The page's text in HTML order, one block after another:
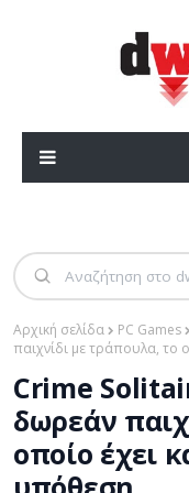
Αρχική σελίδα PC Games
παιχνίδι με τράπουλα, το
Crime
δωρεάν
οποίο έχει